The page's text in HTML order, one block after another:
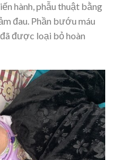
hành, phẫu thuật bằng
đau. Phần bướu máu
được loại bỏ hoàn